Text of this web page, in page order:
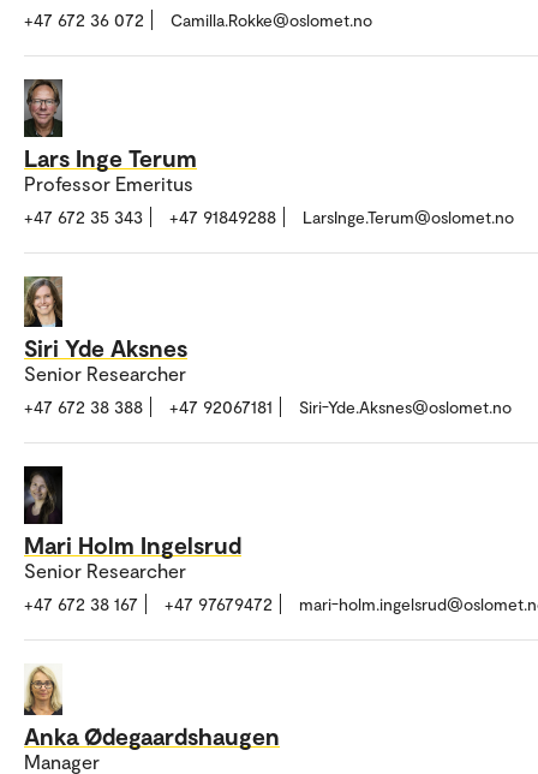
+47 672 36 072 Camilla.Rokke@oslomet.no
Lars Inge Terum
Professor Emeritus
+47 672 35 343 +47 91849288 LarsInge.Terum@oslomet.no
Siri Yde Aksnes
Senior Researcher
+47 672 38 388 +47 92067181 Siri-Yde.Aksnes@oslomet.no
Mari Holm Ingelsrud
Senior Researcher
+47 672 38 167 +47 97679472 mari-
Anka Ødegaardshaugen
Manager